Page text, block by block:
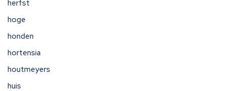
herfst
hoge
honden
hortensia
houtmeyers
huis